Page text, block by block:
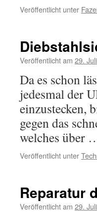
Veröffentlicht unter
Veröffentlicht am 29.
Da es schon
jedesmal der
einzustecken,
gegen das
welches über
Veröffentlicht unter
Reparatur
Veröffentlicht am 29.